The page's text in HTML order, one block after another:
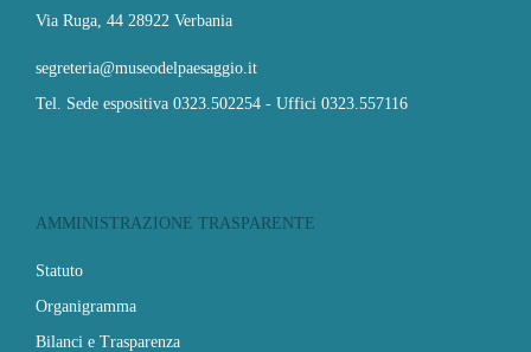
Via Ruga, 44 28922 Verbania
segreteria@museodelpaesaggio.it
Tel. Sede espositiva 0323.502254 - Uffici 0323.557116
AMMINISTRAZIONE TRASPARENTE
Statuto
Organigramma
Bilanci e Trasparenza